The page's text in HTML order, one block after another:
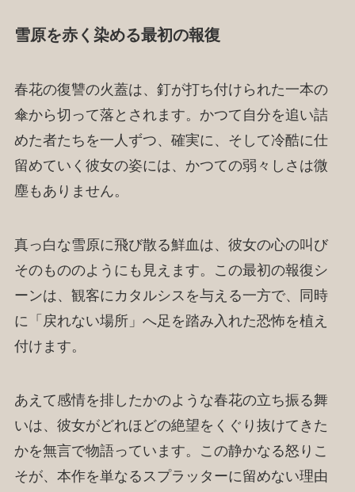
雪原を赤く染める最初の報復
春花の復讐の火蓋は、釘が打ち付けられた一本の
傘から切って落とされます。かつて自分を追い詰
めた者たちを一人ずつ、確実に、そして冷酷に仕
留めていく彼女の姿には、かつての弱々しさは微
塵もありません。
真っ白な雪原に飛び散る鮮血は、彼女の心の叫び
そのもののようにも見えます。この最初の報復シ
ーンは、観客にカタルシスを与える一方で、同時
に「戻れない場所」へ足を踏み入れた恐怖を植え
付けます。
あえて感情を排したかのような春花の立ち振る舞
いは、彼女がどれほどの絶望をくぐり抜けてきた
かを無言で物語っています。この静かなる怒りこ
そが、本作を単なるスプラッターに留めない理由